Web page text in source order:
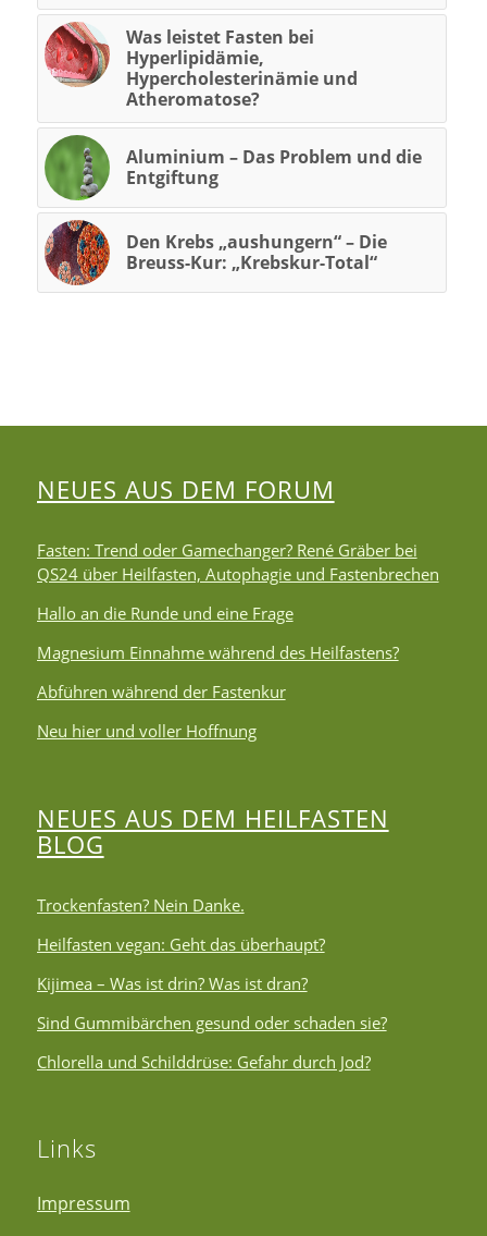
Was leistet Fasten bei
Hyperlipidämie,
Hypercholesterinämie und
Atheromatose?
Aluminium – Das Problem und die
Entgiftung
Den Krebs „aushungern“ – Die
Breuss-Kur: „Krebskur-Total“
NEUES AUS DEM FORUM
Fasten: Trend oder Gamechanger? René Gräber bei
QS24 über Heilfasten, Autophagie und Fastenbrechen
Hallo an die Runde und eine Frage
Magnesium Einnahme während des Heilfastens?
Abführen während der Fastenkur
Neu hier und voller Hoffnung
NEUES AUS DEM HEILFASTEN
BLOG
Trockenfasten? Nein Danke.
Heilfasten vegan: Geht das überhaupt?
Kijimea – Was ist drin? Was ist dran?
Sind Gummibärchen gesund oder schaden sie?
Chlorella und Schilddrüse: Gefahr durch Jod?
Links
Impressum